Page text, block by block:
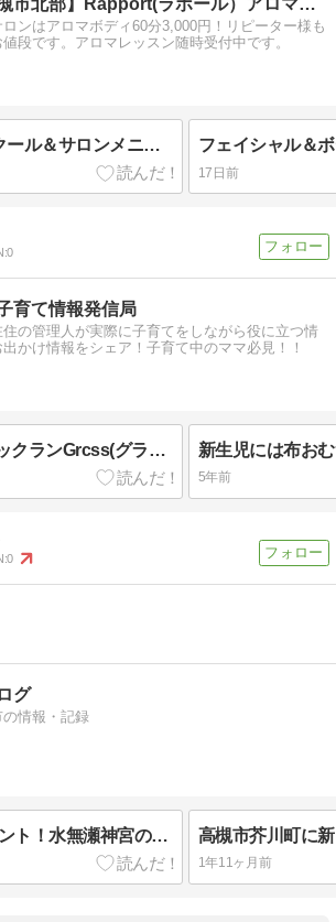
【高槻市北部】Rapport(ラポール）アロマの教室
ンはアロマボディ60分3,000円！リピーター様も
値段です。アロマレッスン随時受付中です。
【2026年8月】スクール＆サロンメニュー
17日前
0
育て情報発信局
の管理人が実際に子育てをしながら役に立つ情
かけ情報をシェア！子育て中のママ必見！！
安満遺跡公園のドックランGrcss(グラス)紹介！
5年前
0
グ
情報・記録
1000個の風鈴イベント！水無瀬神宮の招福の風
1年11ヶ月前